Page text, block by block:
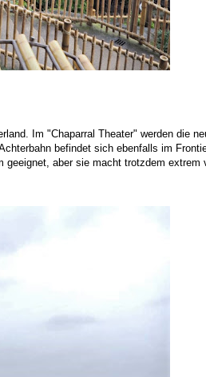
Im "Chaparral Theater" werden die
befindet sich ebenfalls im
geeignet, aber sie macht trotzdem extrem